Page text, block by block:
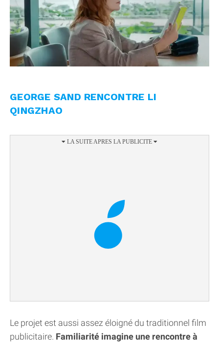
GEORGE SAND RENCONTRE LI
QINGZHAO
Le projet est aussi assez éloigné du traditionnel film
publicitaire. Familiarité imagine une rencontre à